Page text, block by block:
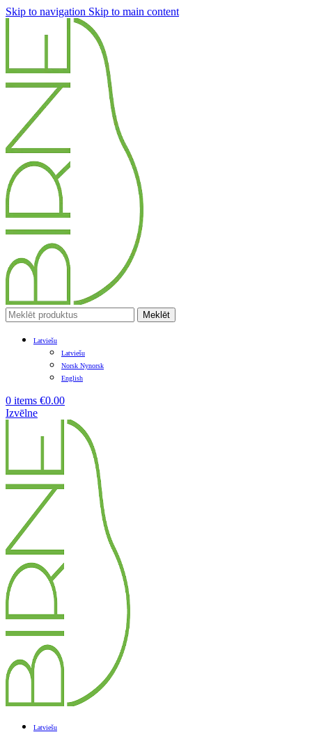
Skip to navigation Skip to main content
Meklēt
Latviešu
Latviešu
Norsk Nynorsk
English
0 items €0.00
Izvēlne
Latviešu